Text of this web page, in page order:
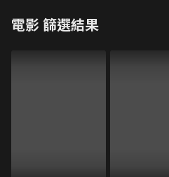
電影篩選結果